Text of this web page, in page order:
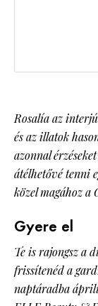
Rosalía az
és az illatok
azonnal
átélhetővé tenni
közel magához
Gyere el
Te is rajongsz a
frissítenéd a
naptáradba